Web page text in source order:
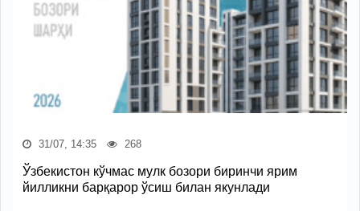
31/07, 14:35 268
Ўзбекистон кўчмас мулк бозори биринчи ярим
йилликни барқарор ўсиш билан якунлади